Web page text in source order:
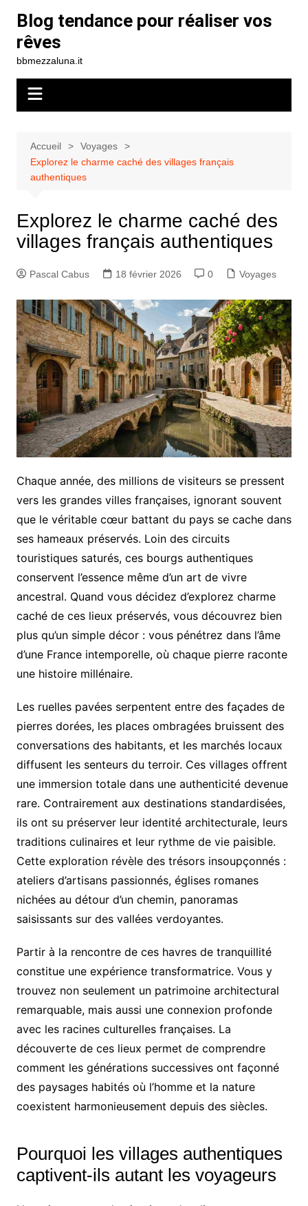
contenu
Blog tendance pour réaliser vos
rêves
bbmezzaluna.it
Accueil
Voyages
Explorez le charme caché des villages français
authentiques
Explorez le charme caché des
villages français authentiques
Pascal Cabus 18 février 2026 0 Voyages
Chaque année, des millions de visiteurs se pressent
vers les grandes villes françaises, ignorant souvent
que le véritable cœur battant du pays se cache dans
ses hameaux préservés. Loin des circuits
touristiques saturés, ces bourgs authentiques
conservent l’essence même d’un art de vivre
ancestral. Quand vous décidez d’explorez charme
caché de ces lieux préservés, vous découvrez bien
plus qu’un simple décor : vous pénétrez dans l’âme
d’une France intemporelle, où chaque pierre raconte
une histoire millénaire.
Les ruelles pavées serpentent entre des façades de
pierres dorées, les places ombragées bruissent des
conversations des habitants, et les marchés locaux
diffusent les senteurs du terroir. Ces villages offrent
une immersion totale dans une authenticité devenue
rare. Contrairement aux destinations standardisées,
ils ont su préserver leur identité architecturale, leurs
traditions culinaires et leur rythme de vie paisible.
Cette exploration révèle des trésors insoupçonnés :
ateliers d’artisans passionnés, églises romanes
nichées au détour d’un chemin, panoramas
saisissants sur des vallées verdoyantes.
Partir à la rencontre de ces havres de tranquillité
constitue une expérience transformatrice. Vous y
trouvez non seulement un patrimoine architectural
remarquable, mais aussi une connexion profonde
avec les racines culturelles françaises. La
découverte de ces lieux permet de comprendre
comment les générations successives ont façonné
des paysages habités où l’homme et la nature
coexistent harmonieusement depuis des siècles.
Pourquoi les villages authentiques
captivent-ils autant les voyageurs